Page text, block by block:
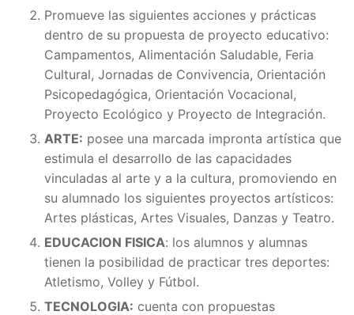
Promueve las siguientes acciones y prácticas
dentro de su propuesta de proyecto educativo:
Campamentos, Alimentación Saludable, Feria
Cultural, Jornadas de Convivencia, Orientación
Psicopedagógica, Orientación Vocacional,
Proyecto Ecológico y Proyecto de Integración.
ARTE: posee una marcada impronta artística que
estimula el desarrollo de las capacidades
vinculadas al arte y a la cultura, promoviendo en
su alumnado los siguientes proyectos artísticos:
Artes plásticas, Artes Visuales, Danzas y Teatro.
EDUCACION FISICA: los alumnos y alumnas
tienen la posibilidad de practicar tres deportes:
Atletismo, Volley y Fútbol.
TECNOLOGIA: cuenta con propuestas